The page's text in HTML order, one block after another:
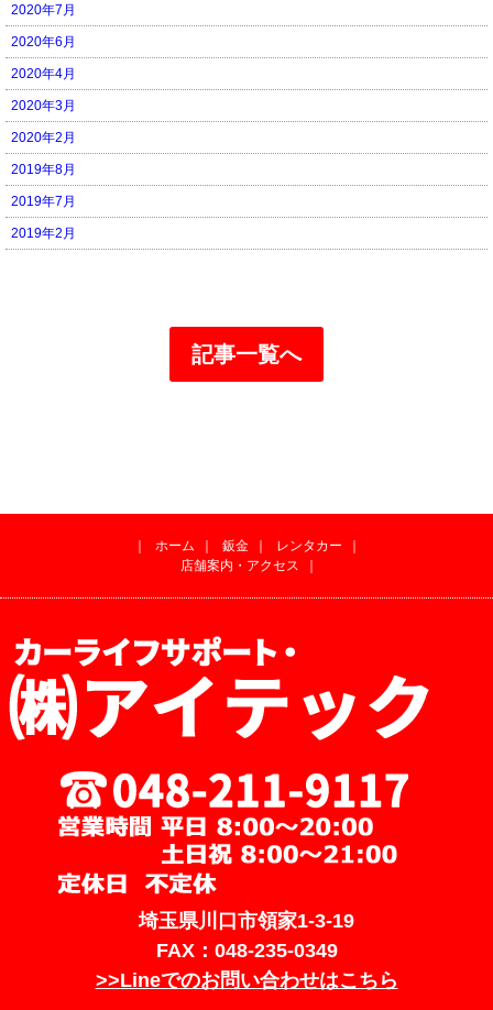
2020年7月
2020年6月
2020年4月
2020年3月
2020年2月
2019年8月
2019年7月
2019年2月
記事一覧へ
｜ ホーム ｜ 鈑金 ｜ レンタカー
｜
店舗案内・アクセス
｜
埼玉県川口市領家1-3-19
FAX：048-235-0349
>>Lineでのお問い合わせはこちら